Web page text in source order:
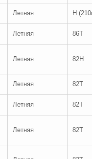
Летняя H
Летняя 86T
Летняя 82H
Летняя 82T
Летняя 82T
Летняя 82T